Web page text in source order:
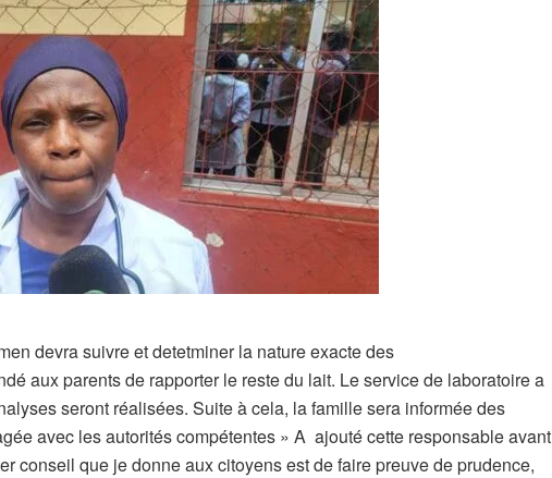
devra suivre et detetminer la nature exacte des
aux parents de rapporter le reste du lait. Le service de laboratoire a
seront réalisées. Suite à cela, la famille sera informée des
avec les autorités compétentes » A ajouté cette responsable avant
conseil que je donne aux citoyens est de faire preuve de prudence,